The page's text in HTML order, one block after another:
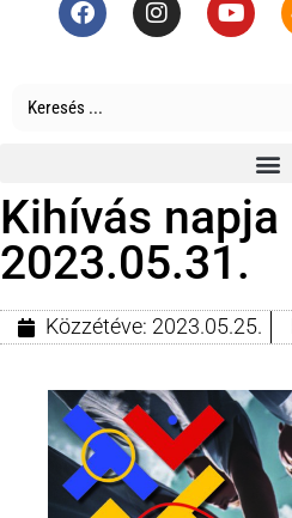
Kihívás napja
2023.05.31.
Közzétéve: 2023.05.25.